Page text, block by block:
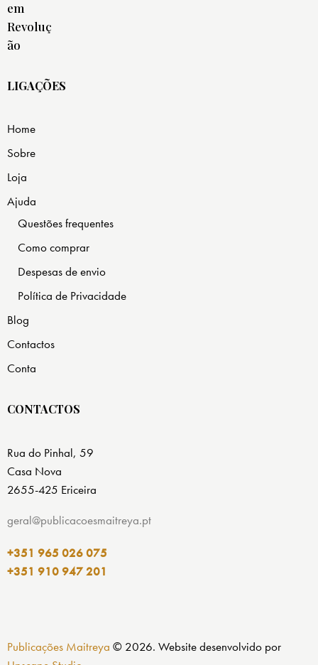
LIGAÇÕES
Home
Sobre
Loja
Ajuda
Questões frequentes
Como comprar
Despesas de envio
Política de Privacidade
Blog
Contactos
Conta
CONTACTOS
Rua do Pinhal, 59
Casa Nova
2655-425 Ericeira
geral@publicacoesmaitreya.pt
+351 965 026 075
+351 910 947 201
Publicações Maitreya © 2026. Website desenvolvido por